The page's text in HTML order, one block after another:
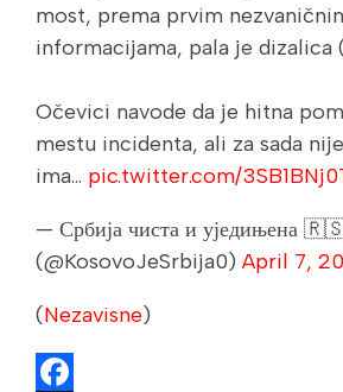
most, prema prvim
informacijama, pala je dizalica
Očevici navode da je hitna
mestu incidenta, ali za sada
ima… pic.twitter.com/
— Србија чиста и уједињена
(@KosovoJeSrbija0) April 7,
(Nezavisne)